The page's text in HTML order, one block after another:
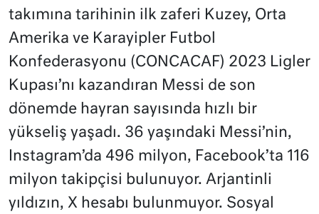
takımına tarihinin ilk zaferi Kuzey, Orta
Amerika ve Karayipler Futbol
Konfederasyonu (CONCACAF) 2023 Ligler
Kupası’nı kazandıran Messi de son
dönemde hayran sayısında hızlı bir
yükseliş yaşadı. 36 yaşındaki Messi’nin,
Instagram’da 496 milyon, Facebook’ta 116
milyon takipçisi bulunuyor. Arjantinli
yıldızın, X hesabı bulunmuyor. Sosyal